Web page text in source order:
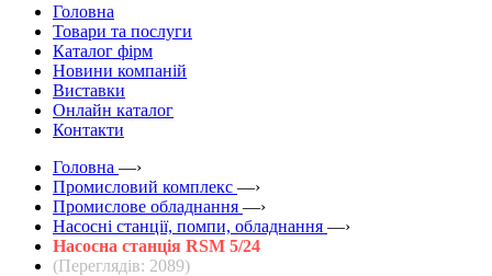
Головна
Товари та послуги
Каталог фірм
Новини компаній
Виставки
Онлайн каталог
Контакти
Головна —›
Промисловий комплекс —›
Промислове обладнання —›
Насосні станції, помпи, обладнання —›
Насосна станція RSM 5/24
(Переглядів: 2089)